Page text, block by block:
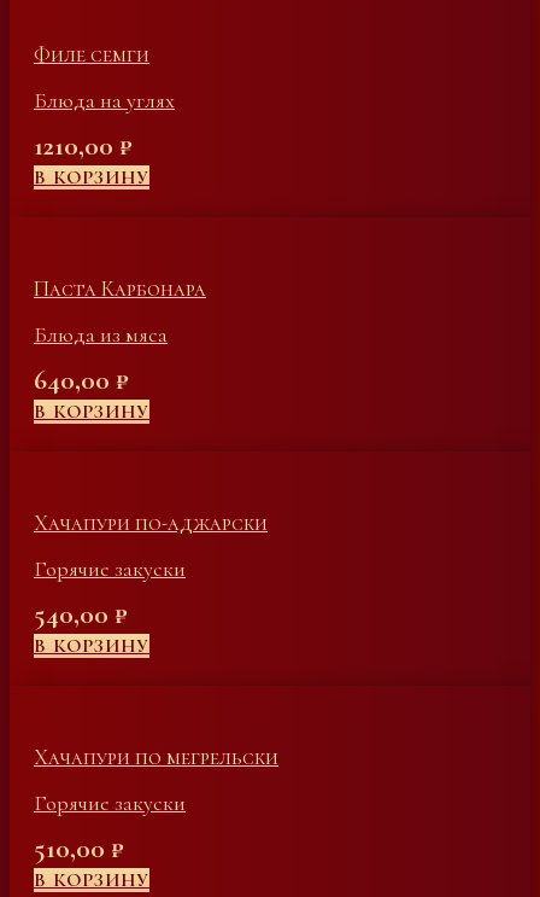
Филе семги
Блюда на углях
1210,00 ₽
В КОРЗИНУ
Паста Карбонара
Блюда из мяса
640,00 ₽
В КОРЗИНУ
Хачапури по-аджарски
Горячие закуски
540,00 ₽
В КОРЗИНУ
Хачапури по мегрельски
Горячие закуски
510,00 ₽
В КОРЗИНУ